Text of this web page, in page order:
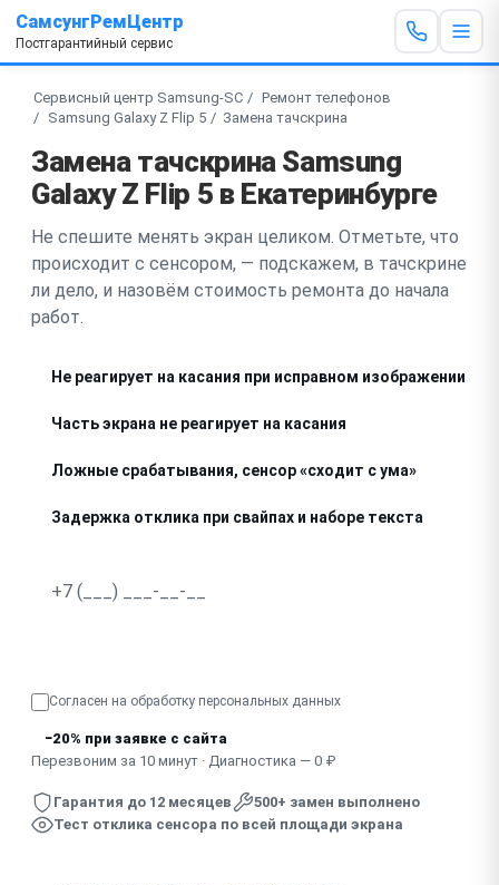
СамсунгРемЦентр
Постгарантийный сервис
Сервисный центр Samsung-SC
Ремонт телефонов
Samsung Galaxy Z Flip 5
Замена тачскрина
Замена тачскрина Samsung
Galaxy Z Flip 5 в Екатеринбурге
Не спешите менять экран целиком. Отметьте, что
происходит с сенсором, — подскажем, в тачскрине
ли дело, и назовём стоимость ремонта до начала
работ.
Не реагирует на касания при исправном изображении
Часть экрана не реагирует на касания
Ложные срабатывания, сенсор «сходит с ума»
Задержка отклика при свайпах и наборе текста
Согласен на обработку персональных данных
−20% при заявке с сайта
Перезвоним за 10 минут · Диагностика — 0 ₽
Гарантия до 12 месяцев
500+ замен выполнено
Тест отклика сенсора по всей площади экрана